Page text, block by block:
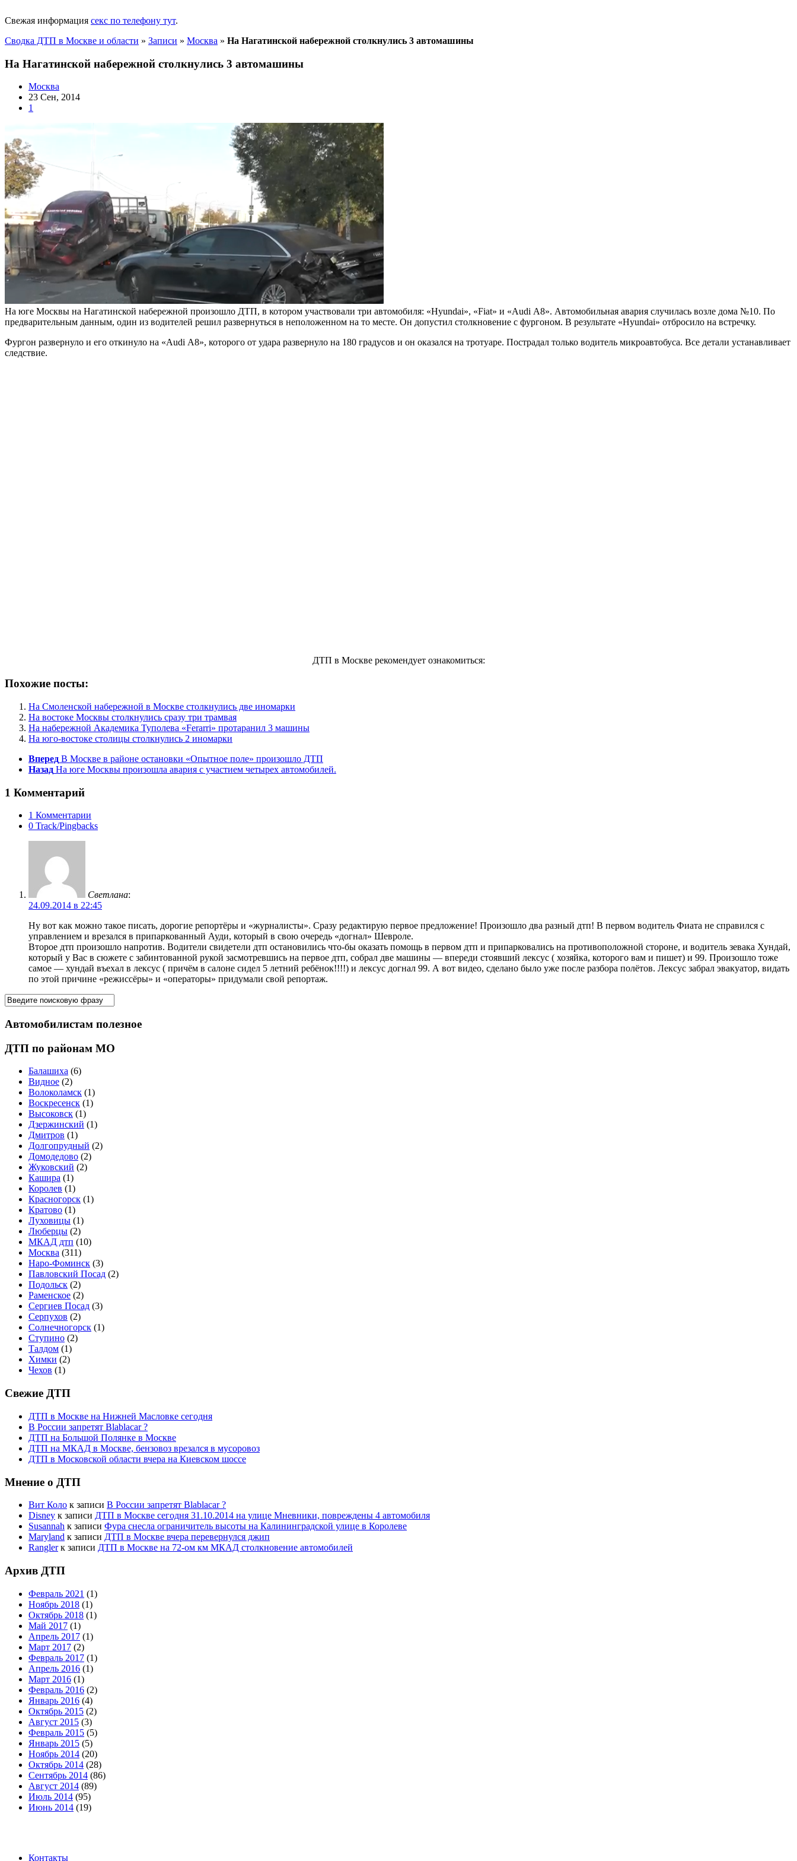
Свежая информация секс по телефону тут.
Сводка ДТП в Москве и области » Записи » Москва » На Нагатинской набережной столкнулись 3 автомашины
На Нагатинской набережной столкнулись 3 автомашины
Москва
23 Сен, 2014
1
На юге Москвы на Нагатинской набережной произошло ДТП, в котором участвовали три автомобиля: «Hyundai», «Fiat» и «Audi А8». Автомобильная авария случилась возле дома №10. По
предварительным данным, один из водителей решил развернуться в неположенном на то месте. Он допустил столкновение с фургоном. В результате «Hyundai» отбросило на встречку.
Фургон развернуло и его откинуло на «Аudi А8», которого от удара развернуло на 180 градусов и он оказался на тротуаре. Пострадал только водитель микроавтобуса. Все детали устанавливает
следствие.
ДТП в Москве рекомендует ознакомиться:
Похожие посты:
На Смоленской набережной в Москве столкнулись две иномарки
На востоке Москвы столкнулись сразу три трамвая
На набережной Академика Туполева «Ferarri» протаранил 3 машины
На юго-востоке столицы столкнулись 2 иномарки
Вперед В Москве в районе остановки «Опытное поле» произошло ДТП
Назад На юге Москвы произошла авария с участием четырех автомобилей.
1 Комментарий
1 Комментарии
0 Track/Pingbacks
Светлана:
24.09.2014 в 22:45
Ну вот как можно такое писать, дорогие репортёры и «журналисты». Сразу редактирую первое предложение! Произошло два разный дтп! В первом водитель Фиата не справился с
управлением и врезался в припаркованный Ауди, который в свою очередь «догнал» Шевроле.
Второе дтп произошло напротив. Водители свидетели дтп остановились что-бы оказать помощь в первом дтп и припарковались на противоположной стороне, и водитель зевака Хундай,
который у Вас в сюжете с забинтованной рукой засмотревшись на первое дтп, собрал две машины — впереди стоявший лексус ( хозяйка, которого вам и пишет) и 99. Произошло тоже
самое — хундай въехал в лексус ( причём в салоне сидел 5 летний ребёнок!!!!) и лексус догнал 99. А вот видео, сделано было уже после разбора полётов. Лексус забрал эвакуатор, видать
по этой причине «режиссёры» и «операторы» придумали свой репортаж.
Автомобилистам полезное
ДТП по районам МО
Балашиха (6)
Видное (2)
Волоколамск (1)
Воскресенск (1)
Высоковск (1)
Дзержинский (1)
Дмитров (1)
Долгопрудный (2)
Домодедово (2)
Жуковский (2)
Кашира (1)
Королев (1)
Красногорск (1)
Кратово (1)
Луховицы (1)
Люберцы (2)
МКАД дтп (10)
Москва (311)
Наро-Фоминск (3)
Павловский Посад (2)
Подольск (2)
Раменское (2)
Сергиев Посад (3)
Серпухов (2)
Солнечногорск (1)
Ступино (2)
Талдом (1)
Химки (2)
Чехов (1)
Свежие ДТП
ДТП в Москве на Нижней Масловке сегодня
В России запретят Blablacar ?
ДТП на Большой Полянке в Москве
ДТП на МКАД в Москве, бензовоз врезался в мусоровоз
ДТП в Московской области вчера на Киевском шоссе
Мнение о ДТП
Вит Коло к записи В России запретят Blablacar ?
Disney к записи ДТП в Москве сегодня 31.10.2014 на улице Мневники, повреждены 4 автомобиля
Susannah к записи Фура снесла ограничитель высоты на Калининградской улице в Королеве
Maryland к записи ДТП в Москве вчера перевернулся джип
Ranglerк записи ДТП в Москве на 72-ом км МКАД столкновение автомобилей
Архив ДТП
Февраль 2021 (1)
Ноябрь 2018 (1)
Октябрь 2018 (1)
Май 2017 (1)
Апрель 2017 (1)
Март 2017 (2)
Февраль 2017 (1)
Апрель 2016 (1)
Март 2016 (1)
Февраль 2016 (2)
Январь 2016 (4)
Октябрь 2015 (2)
Август 2015 (3)
Февраль 2015 (5)
Январь 2015 (5)
Ноябрь 2014 (20)
Октябрь 2014 (28)
Сентябрь 2014 (86)
Август 2014 (89)
Июль 2014 (95)
Июнь 2014 (19)
Контакты